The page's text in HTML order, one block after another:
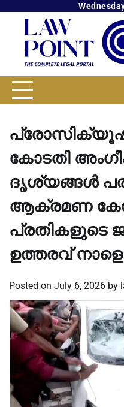
content
കോടതി
ദൃശ്യങ്ങള്‍
ആക്രമണ
പ്രതികളുടെ
ഉത്തരവ് നാളെ
Posted on July 6, 2026 by